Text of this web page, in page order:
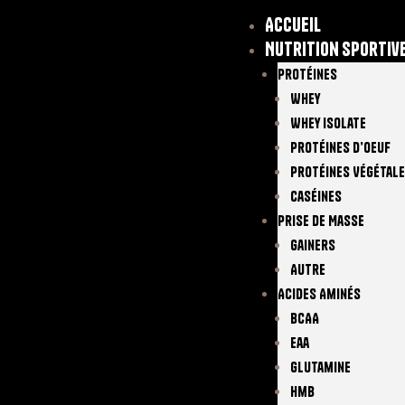
Accueil
Nutrition
Protéines
Whey
Whey Isolate
Protéines D’oeuf
Protéines
Caséines
Prise De Masse
Gainers
Autre
Acides Aminés
BCAA
Eaa
Glutamine
Hmb